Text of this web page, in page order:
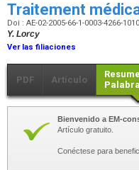
Traitement
Doi : AE-02-2005-66-1-0003-4266-
Y. Lorcy
Ver las filiaciones
PDF Artículo
Bienvenido a EM-
Artículo gratuito.
Conéctese para